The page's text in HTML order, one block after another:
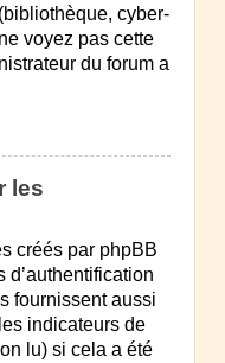
cyber-
voyez pas cette
du forum a
les
créés par phpBB
d’authentification
fournissent aussi
indicateurs de
lu) si cela a été